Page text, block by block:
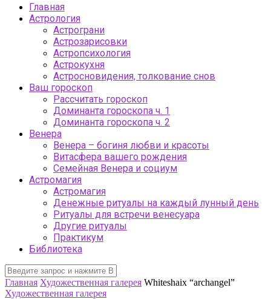
Главная
Астрология
Астрограни
Астрозарисовки
Астропсихология
Астрокухня
Астросновидения, толкование снов
Ваш гороскоп
Рассчитать гороскоп
Доминанта гороскопа ч. 1
Доминанта гороскопа ч. 2
Венера
Венера – богиня любви и красоты
Витасфера вашего рождения
Семейная Венера и социум
Астромагия
Астромагия
Денежные ритуалы на каждый лунный день
Ритуалы для встречи венесуара
Другие ритуалы
Практикум
Библиотека
Главная Художественная галерея Whiteshaix “archangel”
Художественная галерея